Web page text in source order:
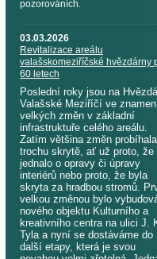
pozorováních.
03.03.2026
Revitalizace areálu
valašskomeziříčské hvězdárny
60 letech
Poslední roky jsou na
Valašské Meziříčí ve
velkých změn v základní
infrastruktuře celého areálu.
Zatím většina změn
trochu skrytě, ať už proto, že
jednalo o opravy či úpravy
interiérů nebo proto, že byla
skryta za hradbou stromů.
velkou změnou bylo
nového objektu Kulturního a
kreativního centra na ulici J.
Tyla a nyní se dostáváme do
další etapy, která je svou